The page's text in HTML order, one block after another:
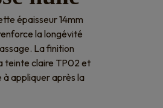
épaisseur 14mm
la longévité
La finition
teinte claire TP02 et
à appliquer après la